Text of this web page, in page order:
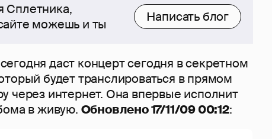
Сплетника,
можешь и ты
Написать блог
даст концерт сегодня в секретном
будет транслироваться в прямом
через интернет. Она впервые исполнит
в живую. Обновлено 17/11/09 00:12: